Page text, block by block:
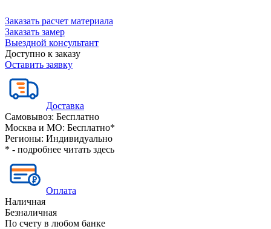
Заказать расчет материала
Заказать замер
Выездной консультант
Доступно к заказу
Оставить заявку
Доставка
Самовывоз: Бесплатно
Москва и МО: Бесплатно*
Регионы: Индивидуально
* - подробнее читать здесь
Оплата
Наличная
Безналичная
По счету в любом банке